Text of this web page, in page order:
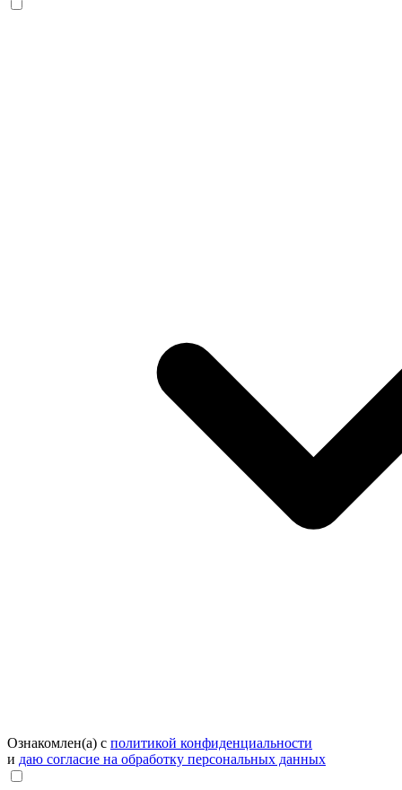
Ознакомлен(а) с политикой конфиденциальности
и даю согласие на обработку персональных данных